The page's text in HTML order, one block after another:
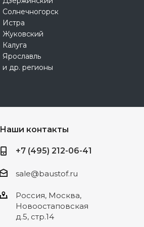
Солнечногорск
Истра
Жуковский
Калуга
Ярославль
и др. регионы
Наши контакты
+7 (495) 212-06-41
sale@baustof.ru
Россия, Москва,
Новоостаповская
д.5, стр.14